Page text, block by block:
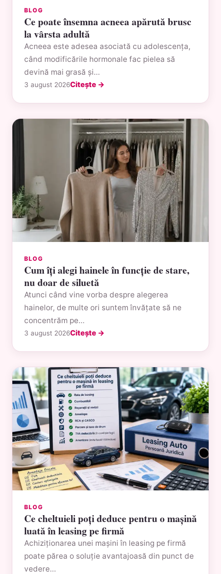
BLOG
Ce poate însemna acneea apărută brusc
la vârsta adultă
Acneea este adesea asociată cu adolescența,
când modificările hormonale fac pielea să
devină mai grasă și…
3 august 2026Citește →
BLOG
Cum îți alegi hainele în funcție de stare,
nu doar de siluetă
Atunci când vine vorba despre alegerea
hainelor, de multe ori suntem învățate să ne
concentrăm pe…
3 august 2026Citește →
BLOG
Ce cheltuieli poți deduce pentru o mașină
luată în leasing pe firmă
Achiziționarea unei mașini în leasing pe firmă
poate părea o soluție avantajoasă din punct de
vedere…